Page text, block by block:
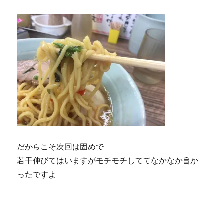
だからこそ次回は固めで
若干伸びてはいますがモチモチしててなかなか旨か
ったですよ